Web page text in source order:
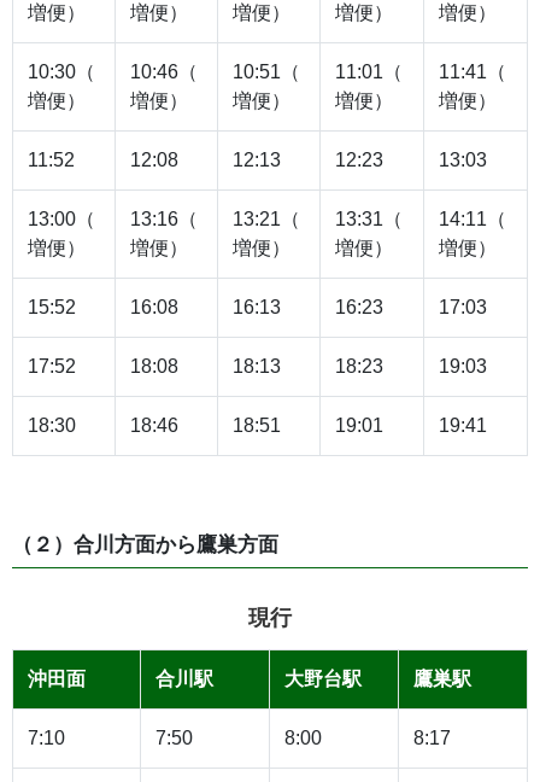
増便）
増便）
増便）
増便）
増便）
10:30（
増便）
10:46（
増便）
10:51（
増便）
11:01（
増便）
11:41（
増便）
11:52 12:08 12:13 12:23 13:03
13:00（
増便）
13:16（
増便）
13:21（
増便）
13:31（
増便）
14:11（
増便）
15:52 16:08 16:13 16:23 17:03
17:52 18:08 18:13 18:23 19:03
18:30 18:46 18:51 19:01 19:41
（２）合川方面から鷹巣方面
現行
沖田面 合川駅 大野台駅 鷹巣駅
7:10 7:50 8:00 8:17